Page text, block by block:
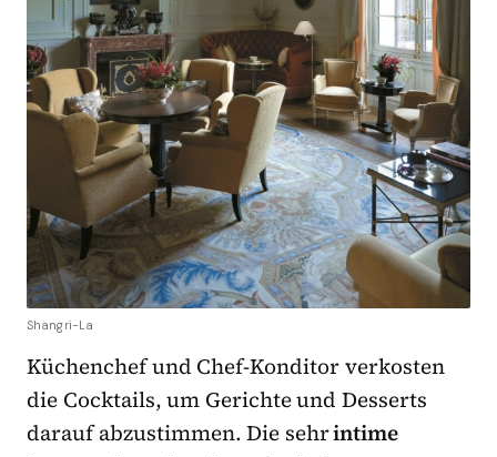
Shangri-La
Küchenchef und Chef-Konditor verkosten
die Cocktails, um Gerichte und Desserts
darauf abzustimmen. Die sehrintime